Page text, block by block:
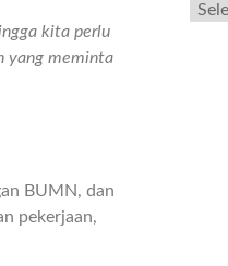
kita perlu
yang meminta
BUMN, dan
pekerjaan,